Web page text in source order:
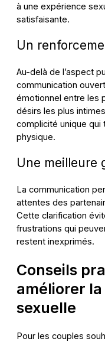
à une expérience
satisfaisante.
Un
Au-delà de l’aspect
communication
émotionnel entre les
désirs les plus
complicité unique qui
physique.
Une meilleure
La communication
attentes des
Cette clarification
frustrations qui
restent inexprimés.
Conseils
améliorer
sexuelle
Pour les couples